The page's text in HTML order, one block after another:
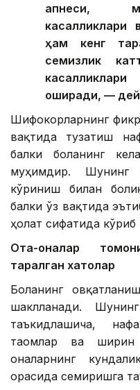
апнеси,
касалликлари
ҳам кенг
семизлик
оширади, —
Шифокорларнинг
вақтида тузатиш
балки боланинг
муҳимдир. Шунинг
кўриниш билан
балки ўз вақтида
ҳолат сифатида
Ота-оналар
тарқалган хатолар
Боланинг
шаклланади.
таъкидлашича,
таомлар ва ширин
оналарнинг
орасида семиришга